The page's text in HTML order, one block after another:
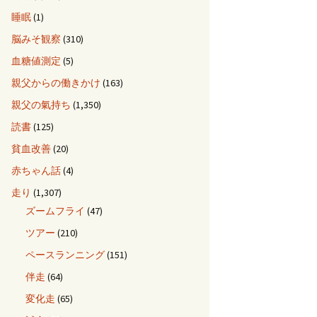
睡眠(1)
脳みそ観察 (310)
血糖値測定 (5)
親父からの働きかけ (163)
親父の氣持ち (1,350)
読書(125)
貧血改善(20)
赤ちゃん話(4)
走り (1,307)
ズームフライ (47)
ツアー (210)
ペースランニング(151)
伴走 (64)
変化走 (65)